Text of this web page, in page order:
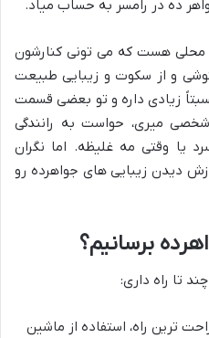
ده در رامسر به حساب میاد.
محلی هست که می تونی کنارشون
و از سکوت و زیبایی طبیعت
زیادی داره و تو بعضی قسمت
میری، حواست به رانندگی
یا وقتی مه غلیظه. اما نگران
دیدن زیبایی های جواهرده رو
برسانیم؟
تا راه داری:
ترین راه، استفاده از ماشین